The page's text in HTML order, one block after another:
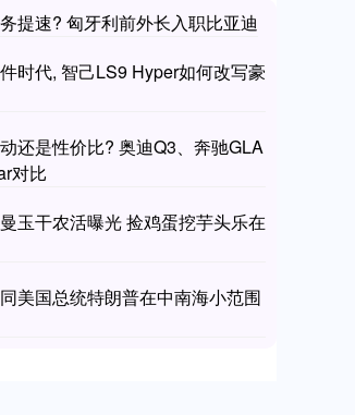
提速? 匈牙利前外长入职比亚迪
时代, 智己LS9 Hyper如何改写豪
还是性价比? 奥迪Q3、奔驰GLA
对比
玉干农活曝光 捡鸡蛋挖芋头乐在
美国总统特朗普在中南海小范围